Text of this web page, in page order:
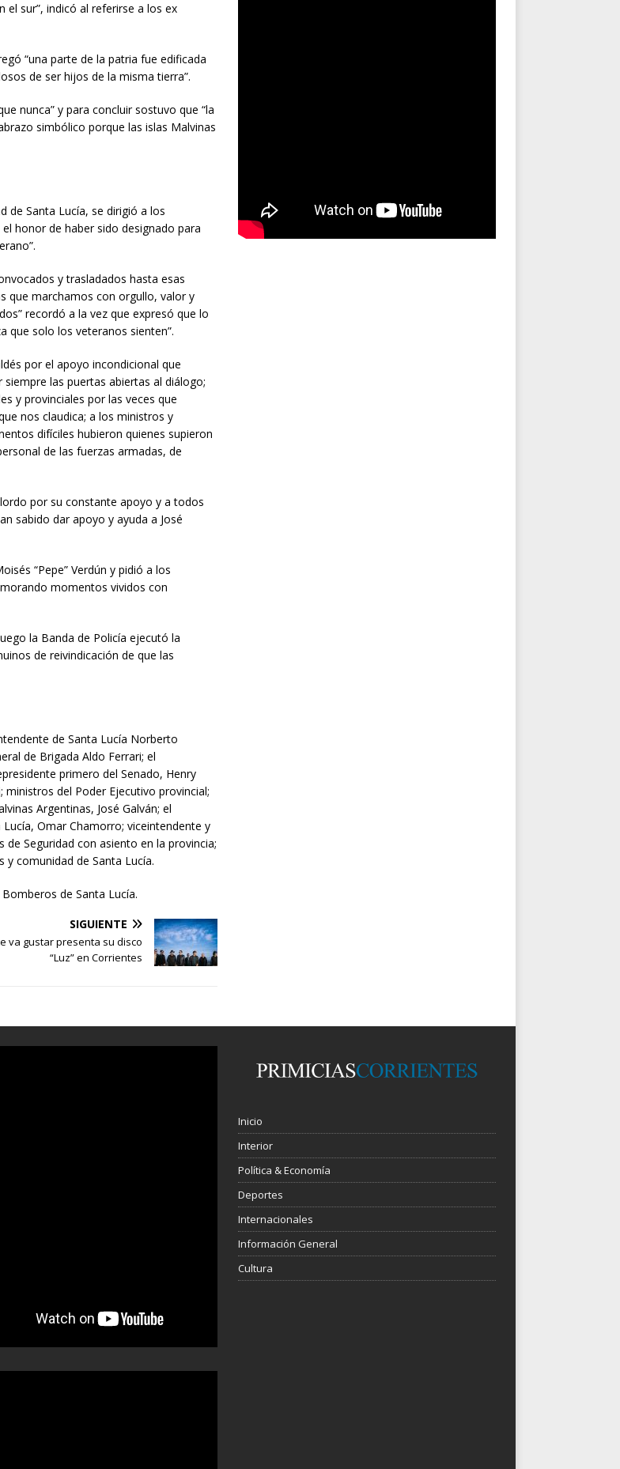
el sur”, indicó al referirse a los ex
“una parte de la patria fue edificada
de ser hijos de la misma tierra”.
nunca” y para concluir sostuvo que “la
simbólico porque las islas Malvinas
de Santa Lucía, se dirigió a los
honor de haber sido designado para
y trasladados hasta esas
que marchamos con orgullo, valor y
recordó a la vez que expresó que lo
que solo los veteranos sienten”.
por el apoyo incondicional que
las puertas abiertas al diálogo;
y provinciales por las veces que
nos claudica; a los ministros y
difíciles hubieron quienes supieron
de las fuerzas armadas, de
por su constante apoyo y a todos
sabido dar apoyo y ayuda a José
“Pepe” Verdún y pidió a los
momentos vividos con
la Banda de Policía ejecutó la
de reivindicación de que las
de Santa Lucía Norberto
de Brigada Aldo Ferrari; el
primero del Senado, Henry
ministros del Poder Ejecutivo provincial;
Argentinas, José Galván; el
Omar Chamorro; viceintendente y
Seguridad con asiento en la provincia;
comunidad de Santa Lucía.
de Santa Lucía.
SIGUIENTE
va gustar presenta su disco
“Luz” en Corrientes
Inicio
Interior
Política & Economía
Deportes
Internacionales
Información General
Cultura